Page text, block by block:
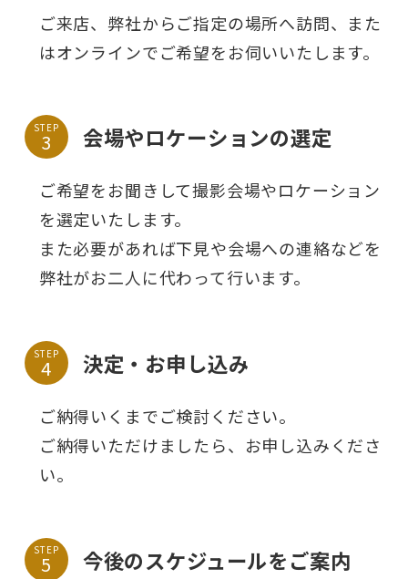
ご来店、弊社からご指定の場所へ訪問、また
はオンラインでご希望をお伺いいたします。
STEP 会場やロケーションの選定
ご希望をお聞きして撮影会場やロケーション
を選定いたします。
また必要があれば下見や会場への連絡などを
弊社がお二人に代わって行います。
STEP 決定・お申し込み
ご納得いくまでご検討ください。
ご納得いただけましたら、お申し込みくださ
い。
STEP 今後のスケジュールをご案内